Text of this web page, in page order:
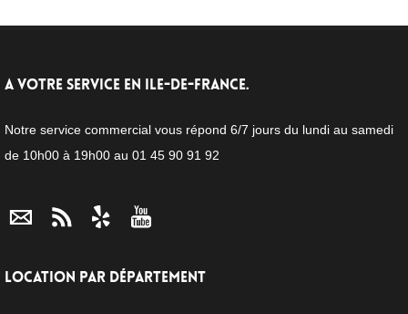
A VOTRE SERVICE EN ILE-DE-FRANCE.
Notre service commercial vous répond 6/7 jours du lundi au samedi
de 10h00 à 19h00 au 01 45 90 91 92
LOCATION PAR DÉPARTEMENT